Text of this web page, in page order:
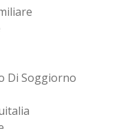
Di Soggiorno